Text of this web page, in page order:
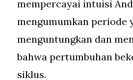
mempercayai intuisi
mengumumkan periode
menguntungkan dan
bahwa pertumbuhan
siklus.